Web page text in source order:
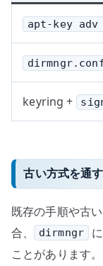
apt-key
keyring +
古い方式を通
既存の手順や古
合、
dirmngr
ことがあります